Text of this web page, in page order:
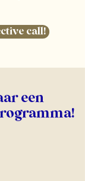
call!
een